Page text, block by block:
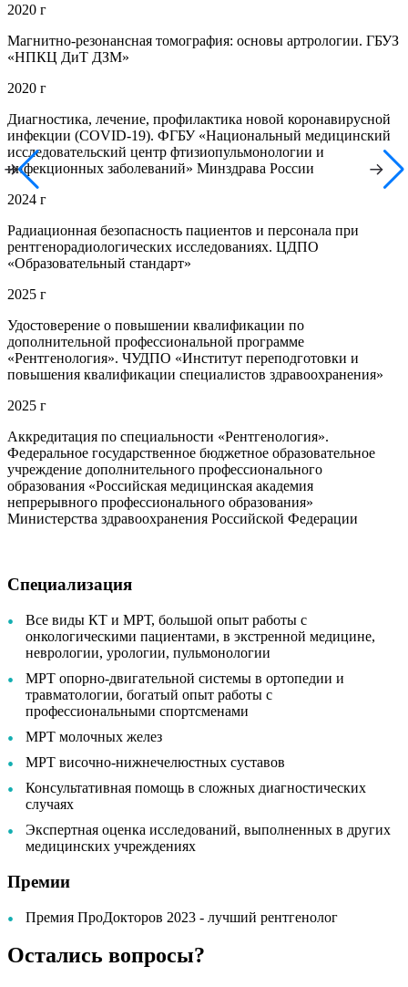
2020 г
Магнитно-резонансная томография: основы артрологии. ГБУЗ
«НПКЦ ДиТ ДЗМ»
2020 г
Диагностика, лечение, профилактика новой коронавирусной
инфекции (COVID-19). ФГБУ «Национальный медицинский
исследовательский центр фтизиопульмонологии и
инфекционных заболеваний» Минздрава России
2024 г
Радиационная безопасность пациентов и персонала при
рентгенорадиологических исследованиях. ЦДПО
«Образовательный стандарт»
2025 г
Удостоверение о повышении квалификации по
дополнительной профессиональной программе
«Рентгенология». ЧУДПО «Институт переподготовки и
повышения квалификации специалистов здравоохранения»
2025 г
Аккредитация по специальности «Рентгенология».
Федеральное государственное бюджетное образовательное
учреждение дополнительного профессионального
образования «Российская медицинская академия
непрерывного профессионального образования»
Министерства здравоохранения Российской Федерации
Специализация
Все виды КТ и МРТ, большой опыт работы с
онкологическими пациентами, в экстренной медицине,
неврологии, урологии, пульмонологии
МРТ опорно-двигательной системы в ортопедии и
травматологии, богатый опыт работы с
профессиональными спортсменами
МРТ молочных желез
МРТ височно-нижнечелюстных суставов
Консультативная помощь в сложных диагностических
случаях
Экспертная оценка исследований, выполненных в других
медицинских учреждениях
Премии
Премия ПроДокторов 2023 - лучший рентгенолог
Остались вопросы?